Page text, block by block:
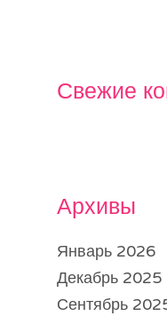
Свежие
Архивы
Январь 2026
Декабрь 2025
Сентябрь